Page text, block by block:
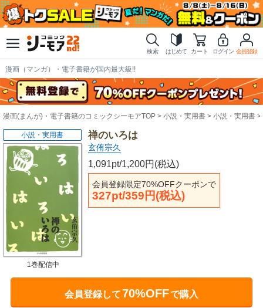
検索 はじめて カート ログイン 会員登録
漫画（マンガ）・電子書籍が国内最大級!!
漫画(まんが)・電子書籍のコミックシーモアTOP 小説・実用書 小説・実用書
禅のいろは
玄侑宗久
1,091pt/1,200円(税込)
会員登録限定70%OFFクーポンで
327pt/359円(税込)
小説・実用書
1巻配信中
会員登録して70%OFFで購入